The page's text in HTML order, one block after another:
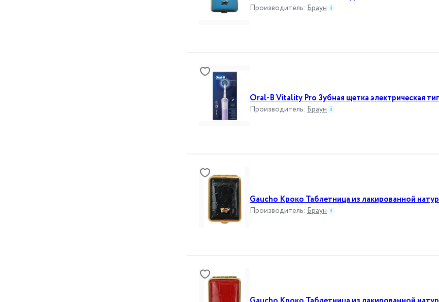
Производитель : Браун i
Oral-B Vitality Pro Зубная щетка электрическая
Производитель : Браун i
Gaucho Кроко Таблетница из лакированной
Производитель : Браун i